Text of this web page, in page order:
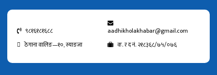
९८१६१८१६८८
aadhikholakhabar@gmail.com
ठेगाना वालिङ—१०, स्याङजा
क. र द नं. २१८३६८/७५/०७६